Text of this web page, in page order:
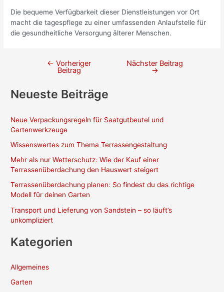
Die bequeme Verfügbarkeit dieser Dienstleistungen vor Ort
macht die tagespflege zu einer umfassenden Anlaufstelle für
die gesundheitliche Versorgung älterer Menschen.
Beitragsnavigation
← Vorheriger
Beitrag
Nächster Beitrag
→
Neueste Beiträge
Neue Verpackungsregeln für Saatgutbeutel und
Gartenwerkzeuge
Wissenswertes zum Thema Terrassengestaltung
Mehr als nur Wetterschutz: Wie der Kauf einer
Terrassenüberdachung den Hauswert steigert
Terrassenüberdachung planen: So findest du das richtige
Modell für deinen Garten
Transport und Lieferung von Sandstein – so läuft’s
unkompliziert
Kategorien
Allgemeines
Garten